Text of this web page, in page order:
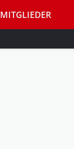
MITGLIEDER